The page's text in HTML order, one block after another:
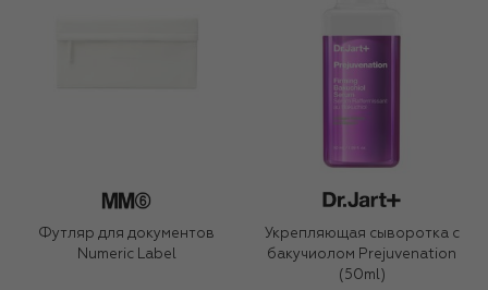
Футляр для документов
Numeric Label
Укрепляющая сыворотка с
бакучиолом Prejuvenation
(50ml)